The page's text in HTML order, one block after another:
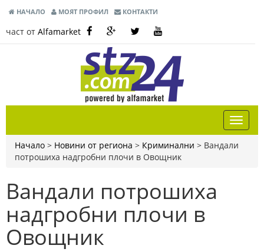
НАЧАЛО МОЯТ ПРОФИЛ КОНТАКТИ
част от Alfamarket
Начало > Новини от региона > Криминални > Вандали
потрошиха надгробни плочи в Овощник
Вандали потрошиха
надгробни плочи в
Овощник